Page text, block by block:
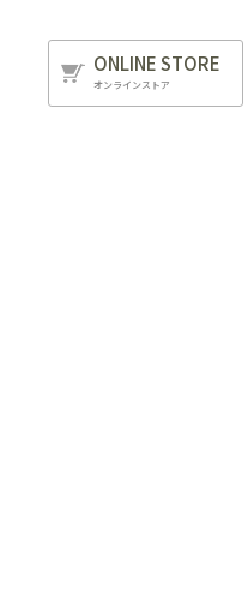
ONLINE STORE
オンラインストア